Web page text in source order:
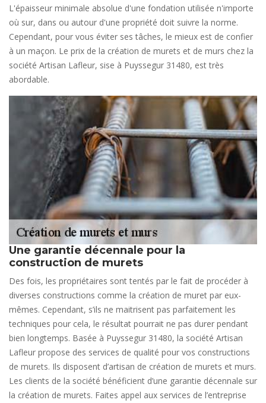
L'épaisseur minimale absolue d'une fondation utilisée n'importe
où sur, dans ou autour d'une propriété doit suivre la norme.
Cependant, pour vous éviter ses tâches, le mieux est de confier
à un maçon. Le prix de la création de murets et de murs chez la
société Artisan Lafleur, sise à Puyssegur 31480, est très
abordable.
Une garantie décennale pour la
construction de murets
Des fois, les propriétaires sont tentés par le fait de procéder à
diverses constructions comme la création de muret par eux-
mêmes. Cependant, s’ils ne maitrisent pas parfaitement les
techniques pour cela, le résultat pourrait ne pas durer pendant
bien longtemps. Basée à Puyssegur 31480, la société Artisan
Lafleur propose des services de qualité pour vos constructions
de murets. Ils disposent d’artisan de création de murets et murs.
Les clients de la société bénéficient d’une garantie décennale sur
la création de murets. Faites appel aux services de l’entreprise